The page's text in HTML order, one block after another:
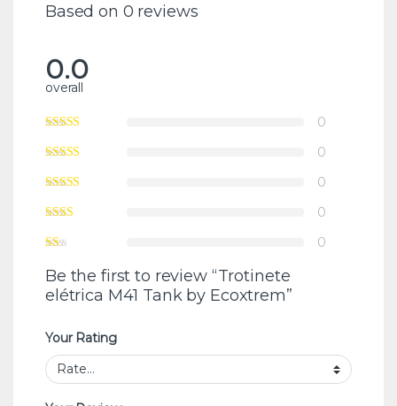
Based on 0 reviews
0.0
overall
0
0
0
0
0
Be the first to review “Trotinete
elétrica M41 Tank by Ecoxtrem”
Your Rating